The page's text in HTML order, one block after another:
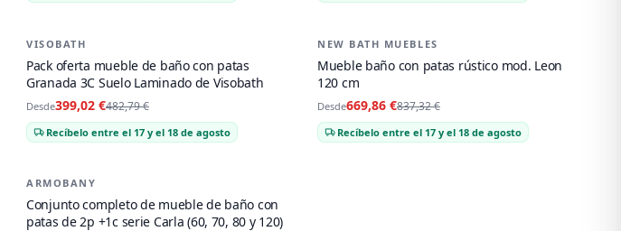
-17 %
PACK OFERTA
VISOBATH
Pack oferta mueble de baño con patas
Granada 3C Suelo Laminado de Visobath
Desde399,02 €482,79 €
Recíbelo entre el 17 y el 18 de agosto
-20 %
NEW BATH MUEBLES
Mueble baño con patas rústico mod. Leon
120 cm
Desde669,86 €837,32 €
Recíbelo entre el 17 y el 18 de agosto
-25%
ARMOBANY
Conjunto completo de mueble de baño con
patas de 2p +1c serie Carla (60, 70, 80 y 120)